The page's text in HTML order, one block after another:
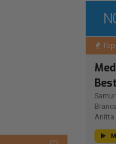
Anitta